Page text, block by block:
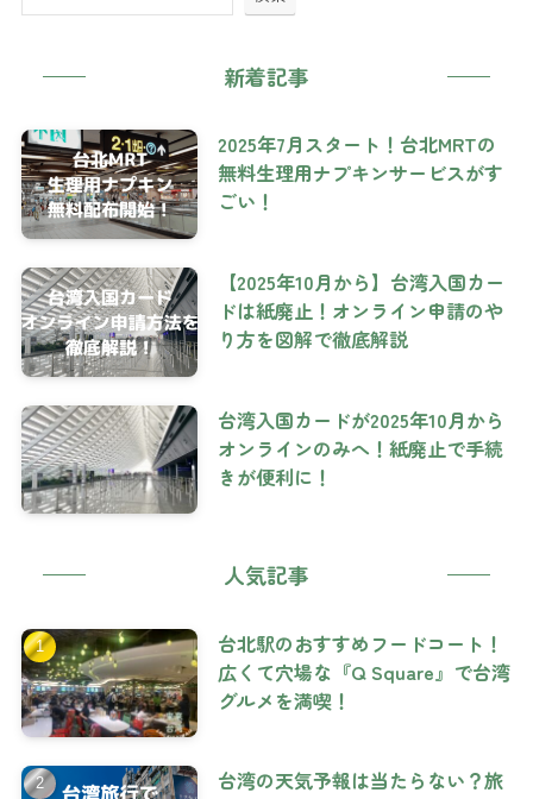
新着記事
2025年7月スタート！台北MRTの
無料生理用ナプキンサービスがす
ごい！
【2025年10月から】台湾入国カー
ドは紙廃止！オンライン申請のや
り方を図解で徹底解説
台湾入国カードが2025年10月から
オンラインのみへ！紙廃止で手続
きが便利に！
人気記事
台北駅のおすすめフードコート！
広くて穴場な『Q Square』で台湾
グルメを満喫！
台湾の天気予報は当たらない？旅